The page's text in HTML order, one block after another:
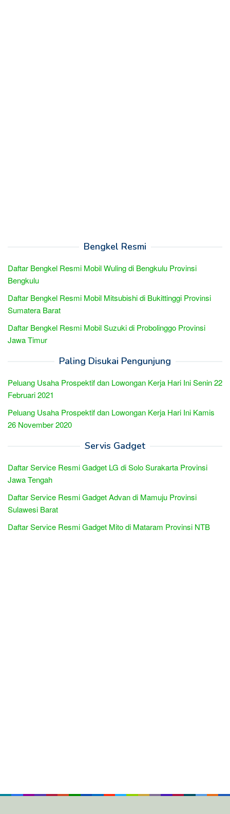
Bengkel Resmi
Daftar Bengkel Resmi Mobil Wuling di Bengkulu Provinsi
Bengkulu
Daftar Bengkel Resmi Mobil Mitsubishi di Bukittinggi Provinsi
Sumatera Barat
Daftar Bengkel Resmi Mobil Suzuki di Probolinggo Provinsi
Jawa Timur
Paling Disukai Pengunjung
Peluang Usaha Prospektif dan Lowongan Kerja Hari Ini Senin 22
Februari 2021
Peluang Usaha Prospektif dan Lowongan Kerja Hari Ini Kamis
26 November 2020
Servis Gadget
Daftar Service Resmi Gadget LG di Solo Surakarta Provinsi
Jawa Tengah
Daftar Service Resmi Gadget Advan di Mamuju Provinsi
Sulawesi Barat
Daftar Service Resmi Gadget Mito di Mataram Provinsi NTB